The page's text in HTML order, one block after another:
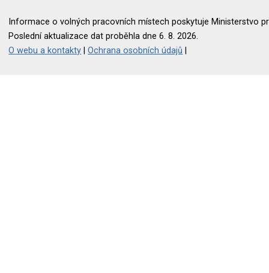
Informace o volných pracovních místech poskytuje Ministerstvo
Poslední aktualizace dat proběhla dne 6. 8. 2026.
O webu a kontakty |Ochrana osobních údajů